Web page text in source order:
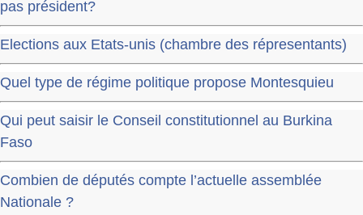
pas président?
Elections aux Etats-unis (chambre des répresentants)
Quel type de régime politique propose Montesquieu
Qui peut saisir le Conseil constitutionnel au Burkina
Faso
Combien de députés compte l’actuelle assemblée
Nationale ?